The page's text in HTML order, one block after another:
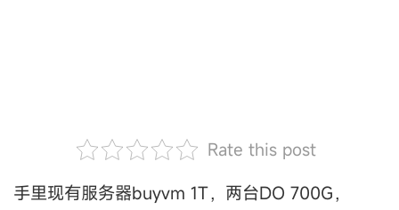
Rate this post
手里现有服务器buyvm 1T，两台DO 700G，